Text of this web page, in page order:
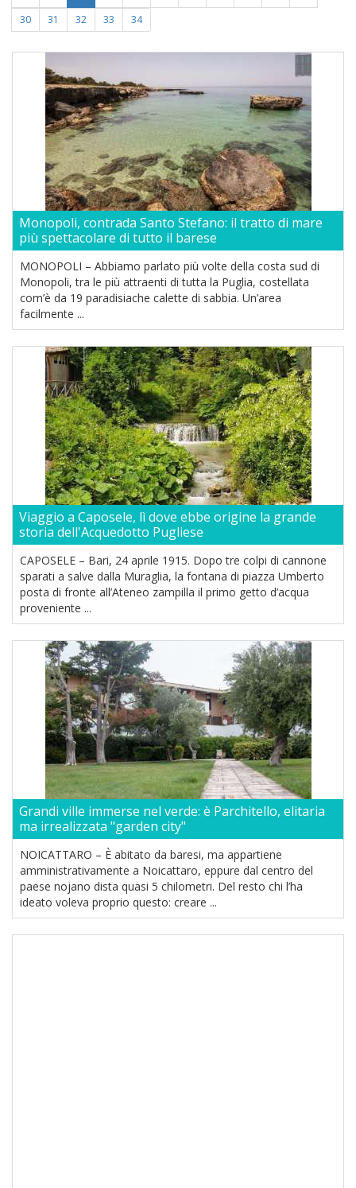
30
31 32 33 34
Monopoli, contrada Santo Stefano: il tratto di mare
più spettacolare di tutto il barese
MONOPOLI – Abbiamo parlato più volte della costa sud di
Monopoli, tra le più attraenti di tutta la Puglia, costellata
com’è da 19 paradisiache calette di sabbia. Un’area
facilmente ...
Viaggio a Caposele, lì dove ebbe origine la grande
storia dell'Acquedotto Pugliese
CAPOSELE – Bari, 24 aprile 1915. Dopo tre colpi di cannone
sparati a salve dalla Muraglia, la fontana di piazza Umberto
posta di fronte all’Ateneo zampilla il primo getto d’acqua
proveniente ...
Grandi ville immerse nel verde: è Parchitello, elitaria
ma irrealizzata "garden city"
NOICATTARO – È abitato da baresi, ma appartiene
amministrativamente a Noicattaro, eppure dal centro del
paese nojano dista quasi 5 chilometri. Del resto chi l’ha
ideato voleva proprio questo: creare ...